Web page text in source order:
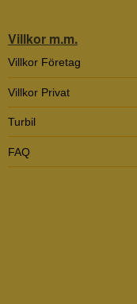
Villkor m.m.
Villkor Företag
Villkor Privat
Turbil
FAQ